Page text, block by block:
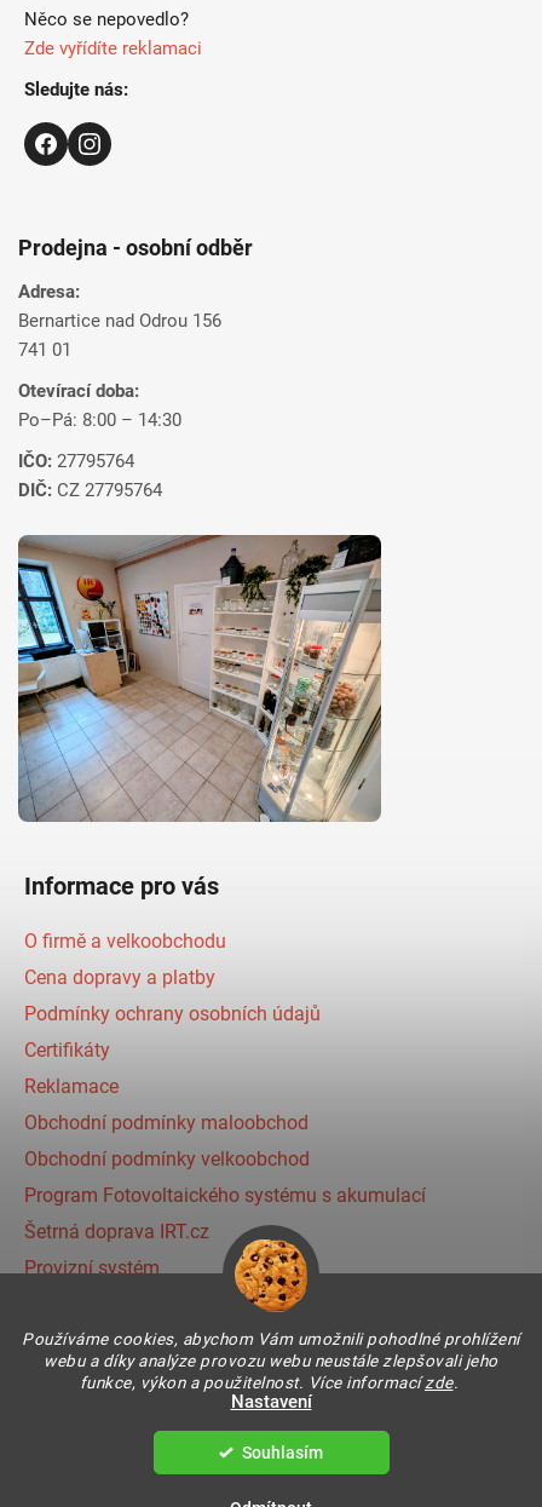
Používáme cookies, abychom Vám umožnili pohodlné prohlížení
webu a díky analýze provozu webu neustále zlepšovali jeho
funkce, výkon a použitelnost. Více informacízde.
Nastavení
Souhlasím
Něco se nepovedlo?
Zde vyřídíte reklamaci
Sledujte nás:
Prodejna - osobní odběr
Adresa:
Bernartice nad Odrou 156
741 01
Otevírací doba:
Po–Pá: 8:00 – 14:30
IČO: 27795764
DIČ: CZ 27795764
Informace pro vás
O firmě a velkoobchodu
Cena dopravy a platby
Podmínky ochrany osobních údajů
Certifikáty
Reklamace
Obchodní podmínky maloobchod
Obchodní podmínky velkoobchod
Program Fotovoltaického systému s akumulací
Šetrná doprava IRT.cz
Provizní systém
Instagram